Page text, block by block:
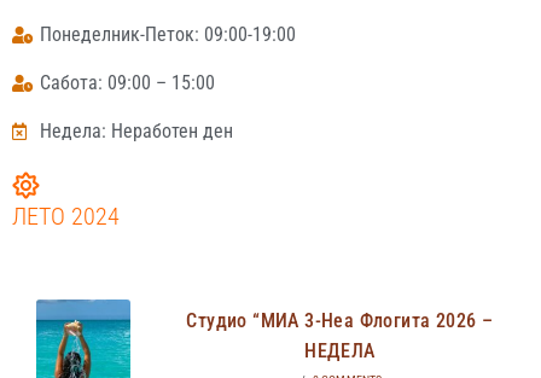
Понеделник-Петок: 09:00-19:00
Сабота: 09:00 – 15:00
Недела: Неработен ден
ЛЕТО 2024
Студио “МИА 3-Неа Флогита 2026 –
НЕДЕЛА